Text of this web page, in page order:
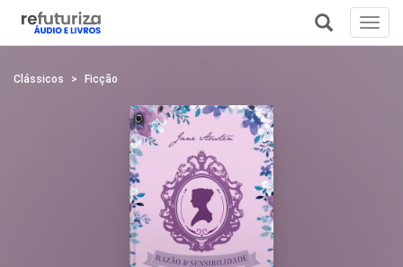
Clássicos Ficção